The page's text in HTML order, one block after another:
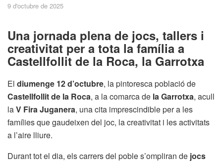
9 d'octubre de 2025
Una jornada plena de jocs, tallers i
creativitat per a tota la família a
Castellfollit de la Roca, la Garrotxa
El diumenge 12 d’octubre, la pintoresca població de
Castellfollit de la Roca, a la comarca de la Garrotxa, acull
laV Fira Juganera, una cita imprescindible per a les
famílies que gaudeixen del joc, la creativitat i les activitats
a l’aire lliure.
Durant tot el dia, els carrers del poble s’ompliran de jocs